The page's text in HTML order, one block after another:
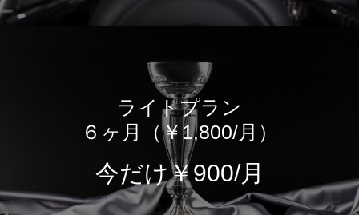
ライトプラン
６ヶ月（￥1,800/月）
今だけ￥900/月